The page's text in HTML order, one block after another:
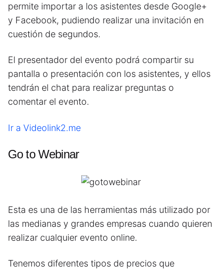
permite importar a los asistentes desde Google+
y Facebook, pudiendo realizar una invitación en
cuestión de segundos.
El presentador del evento podrá compartir su
pantalla o presentación con los asistentes, y ellos
tendrán el chat para realizar preguntas o
comentar el evento.
Ir a Videolink2.me
Go to Webinar
Esta es una de las herramientas más utilizado por
las medianas y grandes empresas cuando quieren
realizar cualquier evento online.
Tenemos diferentes tipos de precios que